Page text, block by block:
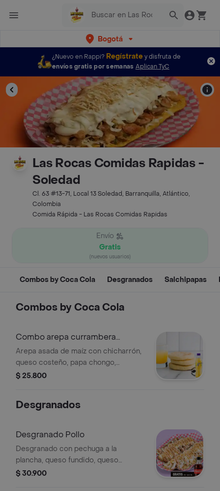
Bogotá
¿Nuevo en Rappi? Regístratey disfruta de
envíos gratis por semanas Aplican TyC
Las Rocas Comidas Rapidas -
Soledad
Cl. 63 #13-71, Local 13 Soledad, Barranquilla, Atlántico,
Colombia
Comida Rápida - Las Rocas Comidas Rapidas
Envío
Gratis
(nuevos usuarios)
Combos by Coca Cola Desgranados Salchipapas
Combos by Coca Cola
Combo arepa currambera
+quatro org 400ml
Arepa asada de maíz con chicharrón,
queso costeño, papa chongo,
mantequilla y gaseosa 250 ml a elegir.
$ 25.800
Desgranados
Desgranado Pollo
Desgranado con pechuga a la
plancha, queso fundido, queso
costeño, bollo limpio, papa chongo,
$ 30.900